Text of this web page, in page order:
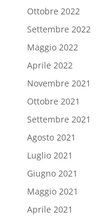
Ottobre 2022
Settembre 2022
Maggio 2022
Aprile 2022
Novembre 2021
Ottobre 2021
Settembre 2021
Agosto 2021
Luglio 2021
Giugno 2021
Maggio 2021
Aprile 2021